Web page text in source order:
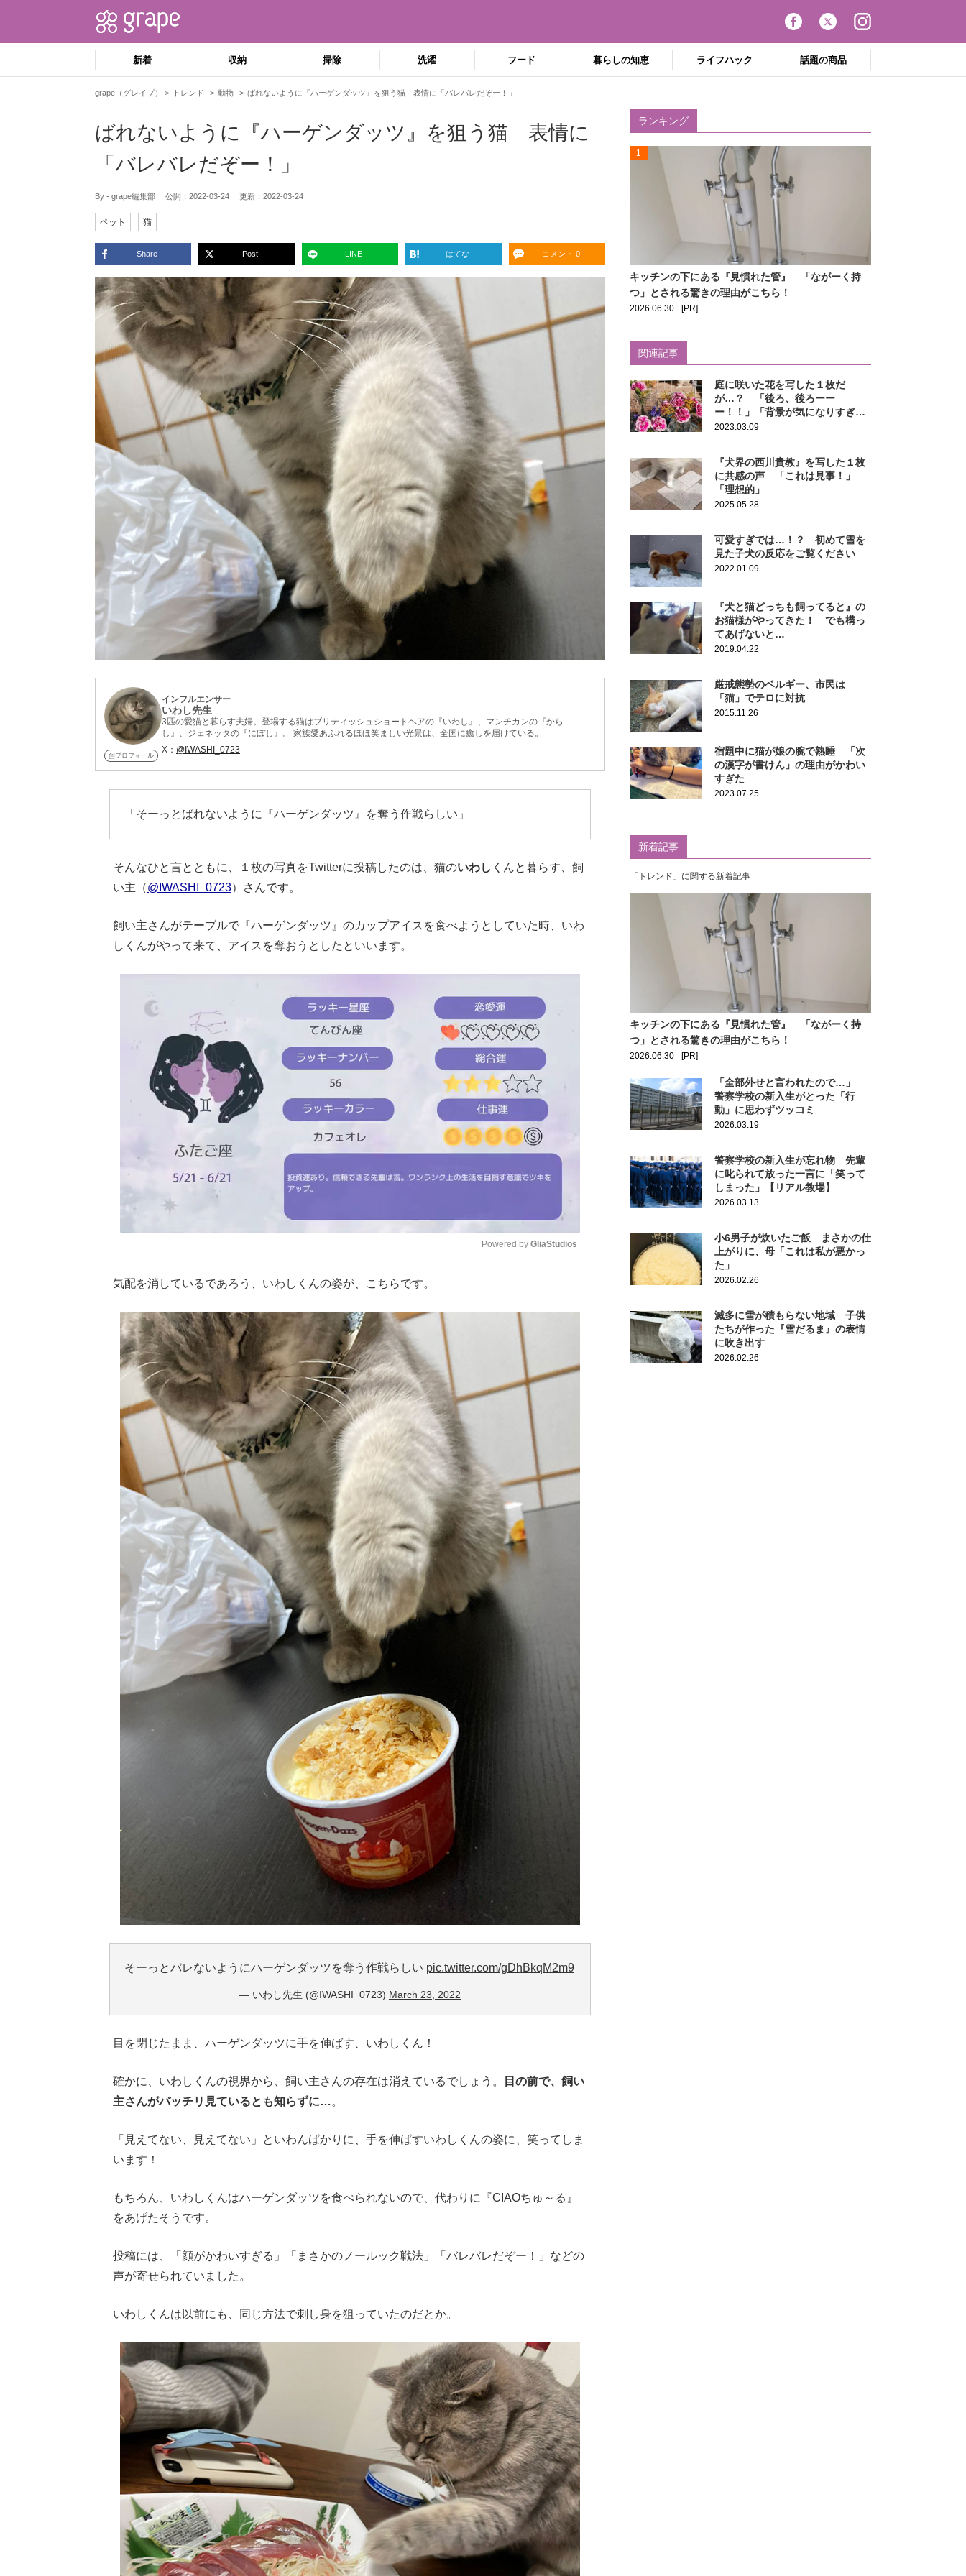
新着 収納 掃除 洗濯 フード 暮らしの知恵 ライフハック 話題の商品
grape（グレイプ） トレンド 動物 ばれないように『ハーゲンダッツ』を狙う猫 表情に「バレバレだぞー！」
ばれないように『ハーゲンダッツ』を狙う猫 表情に
「バレバレだぞー！」
By - grape編集部 公開： 2022-03-24 更新： 2022-03-24
ペット 猫
Share Post LINE はてな コメント 0
プロフィール
インフルエンサー
いわし先生
3匹の愛猫と暮らす夫婦。登場する猫はブリティッシュショートヘアの『いわし』、マンチカンの『から
し』、ジェネッタの『にぼし』。 家族愛あふれるほほ笑ましい光景は、全国に癒しを届けている。
X： @IWASHI_0723
「そーっとばれないように『ハーゲンダッツ』を奪う作戦らしい」
そんなひと言とともに、１枚の写真をTwitterに投稿したのは、猫のいわし くんと暮らす、飼
い主（@IWASHI_0723）さんです。
飼い主さんがテーブルで『ハーゲンダッツ』のカップアイスを食べようとしていた時、いわ
しくんがやって来て、アイスを奪おうとしたといいます。
Powered by GliaStudios
気配を消しているであろう、いわしくんの姿が、こちらです。
そーっとバレないようにハーゲンダッツを奪う作戦らしい pic.twitter.com/gDhBkqM2m9
— いわし先生 (@IWASHI_0723) March 23, 2022
目を閉じたまま、ハーゲンダッツに手を伸ばす、いわしくん！
確かに、いわしくんの視界から、飼い主さんの存在は消えているでしょう。
目の前で、飼い
主さんがバッチリ見ているとも知らずに…。
「見えてない、見えてない」といわんばかりに、手を伸ばすいわしくんの姿に、笑ってしま
います！
もちろん、いわしくんはハーゲンダッツを食べられないので、代わりに『CIAOちゅ～る』
をあげたそうです。
投稿には、「顔がかわいすぎる」「まさかのノールック戦法」「バレバレだぞー！」などの
声が寄せられていました。
いわしくんは以前にも、同じ方法で刺し身を狙っていたのだとか。
ランキング
1
キッチンの下にある『見慣れた管』 「ながーく持
つ」とされる驚きの理由がこちら！
2026.06.30 [PR]
関連記事
庭に咲いた花を写した１枚だ
が…？ 「後ろ、後ろーー
ー！！」「背景が気になりすぎ
る」
2023.03.09
『犬界の西川貴教』を写した１枚
に共感の声 「これは見事！」
「理想的」
2025.05.28
可愛すぎでは…！？ 初めて雪を
見た子犬の反応をご覧ください
2022.01.09
『犬と猫どっちも飼ってると』の
お猫様がやってきた！ でも構っ
てあげないと…
2019.04.22
厳戒態勢のベルギー、市民は
「猫」でテロに対抗
2015.11.26
宿題中に猫が娘の腕で熟睡 「次
の漢字が書けん」の理由がかわい
すぎた
2023.07.25
新着記事
「トレンド」に関する新着記事
キッチンの下にある『見慣れた管』 「ながーく持
つ」とされる驚きの理由がこちら！
2026.06.30 [PR]
「全部外せと言われたので…」
警察学校の新入生がとった「行
動」に思わずツッコミ
2026.03.19
警察学校の新入生が忘れ物 先輩
に叱られて放った一言に「笑って
しまった」【リアル教場】
2026.03.13
小6男子が炊いたご飯 まさかの仕
上がりに、母「これは私が悪かっ
た」
2026.02.26
滅多に雪が積もらない地域 子供
たちが作った『雪だるま』の表情
に吹き出す
2026.02.26